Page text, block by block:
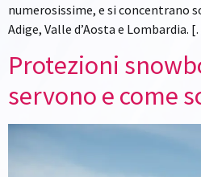
numerosissime, e si
Adige, Valle d’Aosta e Lombardia.
Protezioni
servono e come